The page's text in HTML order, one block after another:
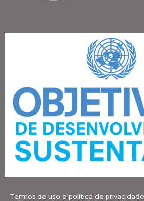
Termos de uso e política de privacidade